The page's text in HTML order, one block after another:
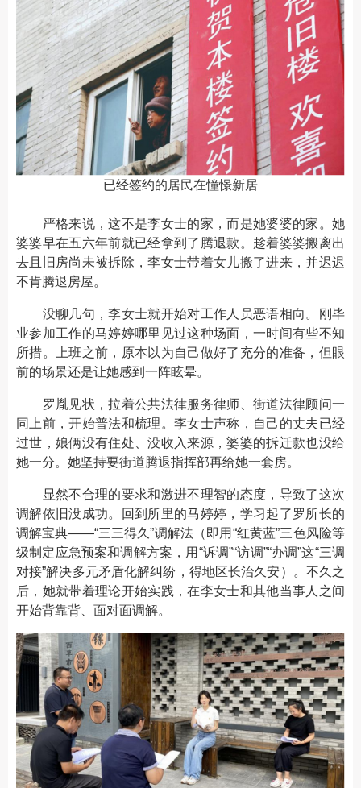
已经签约的居民在憧憬新居
严格来说，这不是李女士的家，而是她婆婆的家。她
婆婆早在五六年前就已经拿到了腾退款。趁着婆婆搬离出
去且旧房尚未被拆除，李女士带着女儿搬了进来，并迟迟
不肯腾退房屋。
没聊几句，李女士就开始对工作人员恶语相向。刚毕
业参加工作的马婷婷哪里见过这种场面，一时间有些不知
所措。上班之前，原本以为自己做好了充分的准备，但眼
前的场景还是让她感到一阵眩晕。
罗胤见状，拉着公共法律服务律师、街道法律顾问一
同上前，开始普法和梳理。李女士声称，自己的丈夫已经
过世，娘俩没有住处、没收入来源，婆婆的拆迁款也没给
她一分。她坚持要街道腾退指挥部再给她一套房。
显然不合理的要求和激进不理智的态度，导致了这次
调解依旧没成功。回到所里的马婷婷，学习起了罗所长的
调解宝典——“三三得久”调解法（即用“红黄蓝”三色风险等
级制定应急预案和调解方案，用“诉调”“访调”“办调”这“三调
对接”解决多元矛盾化解纠纷，得地区长治久安）。不久之
后，她就带着理论开始实践，在李女士和其他当事人之间
开始背靠背、面对面调解。